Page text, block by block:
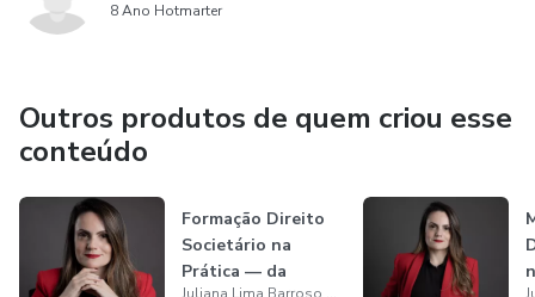
8 Ano Hotmarter
Outros produtos de quem criou esse
conteúdo
Formação Direito
Societário na
Prática — da